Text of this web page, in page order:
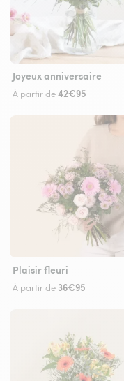
Joyeux anniversaire
À partir de42€95
Plaisir fleuri
À partir de 36€95